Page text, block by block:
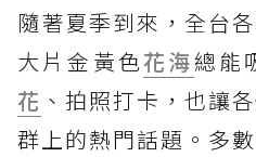
隨著夏季到來，全台
大片金黃色花海總能
花 、拍照打卡，也讓
群上的熱門話題。多